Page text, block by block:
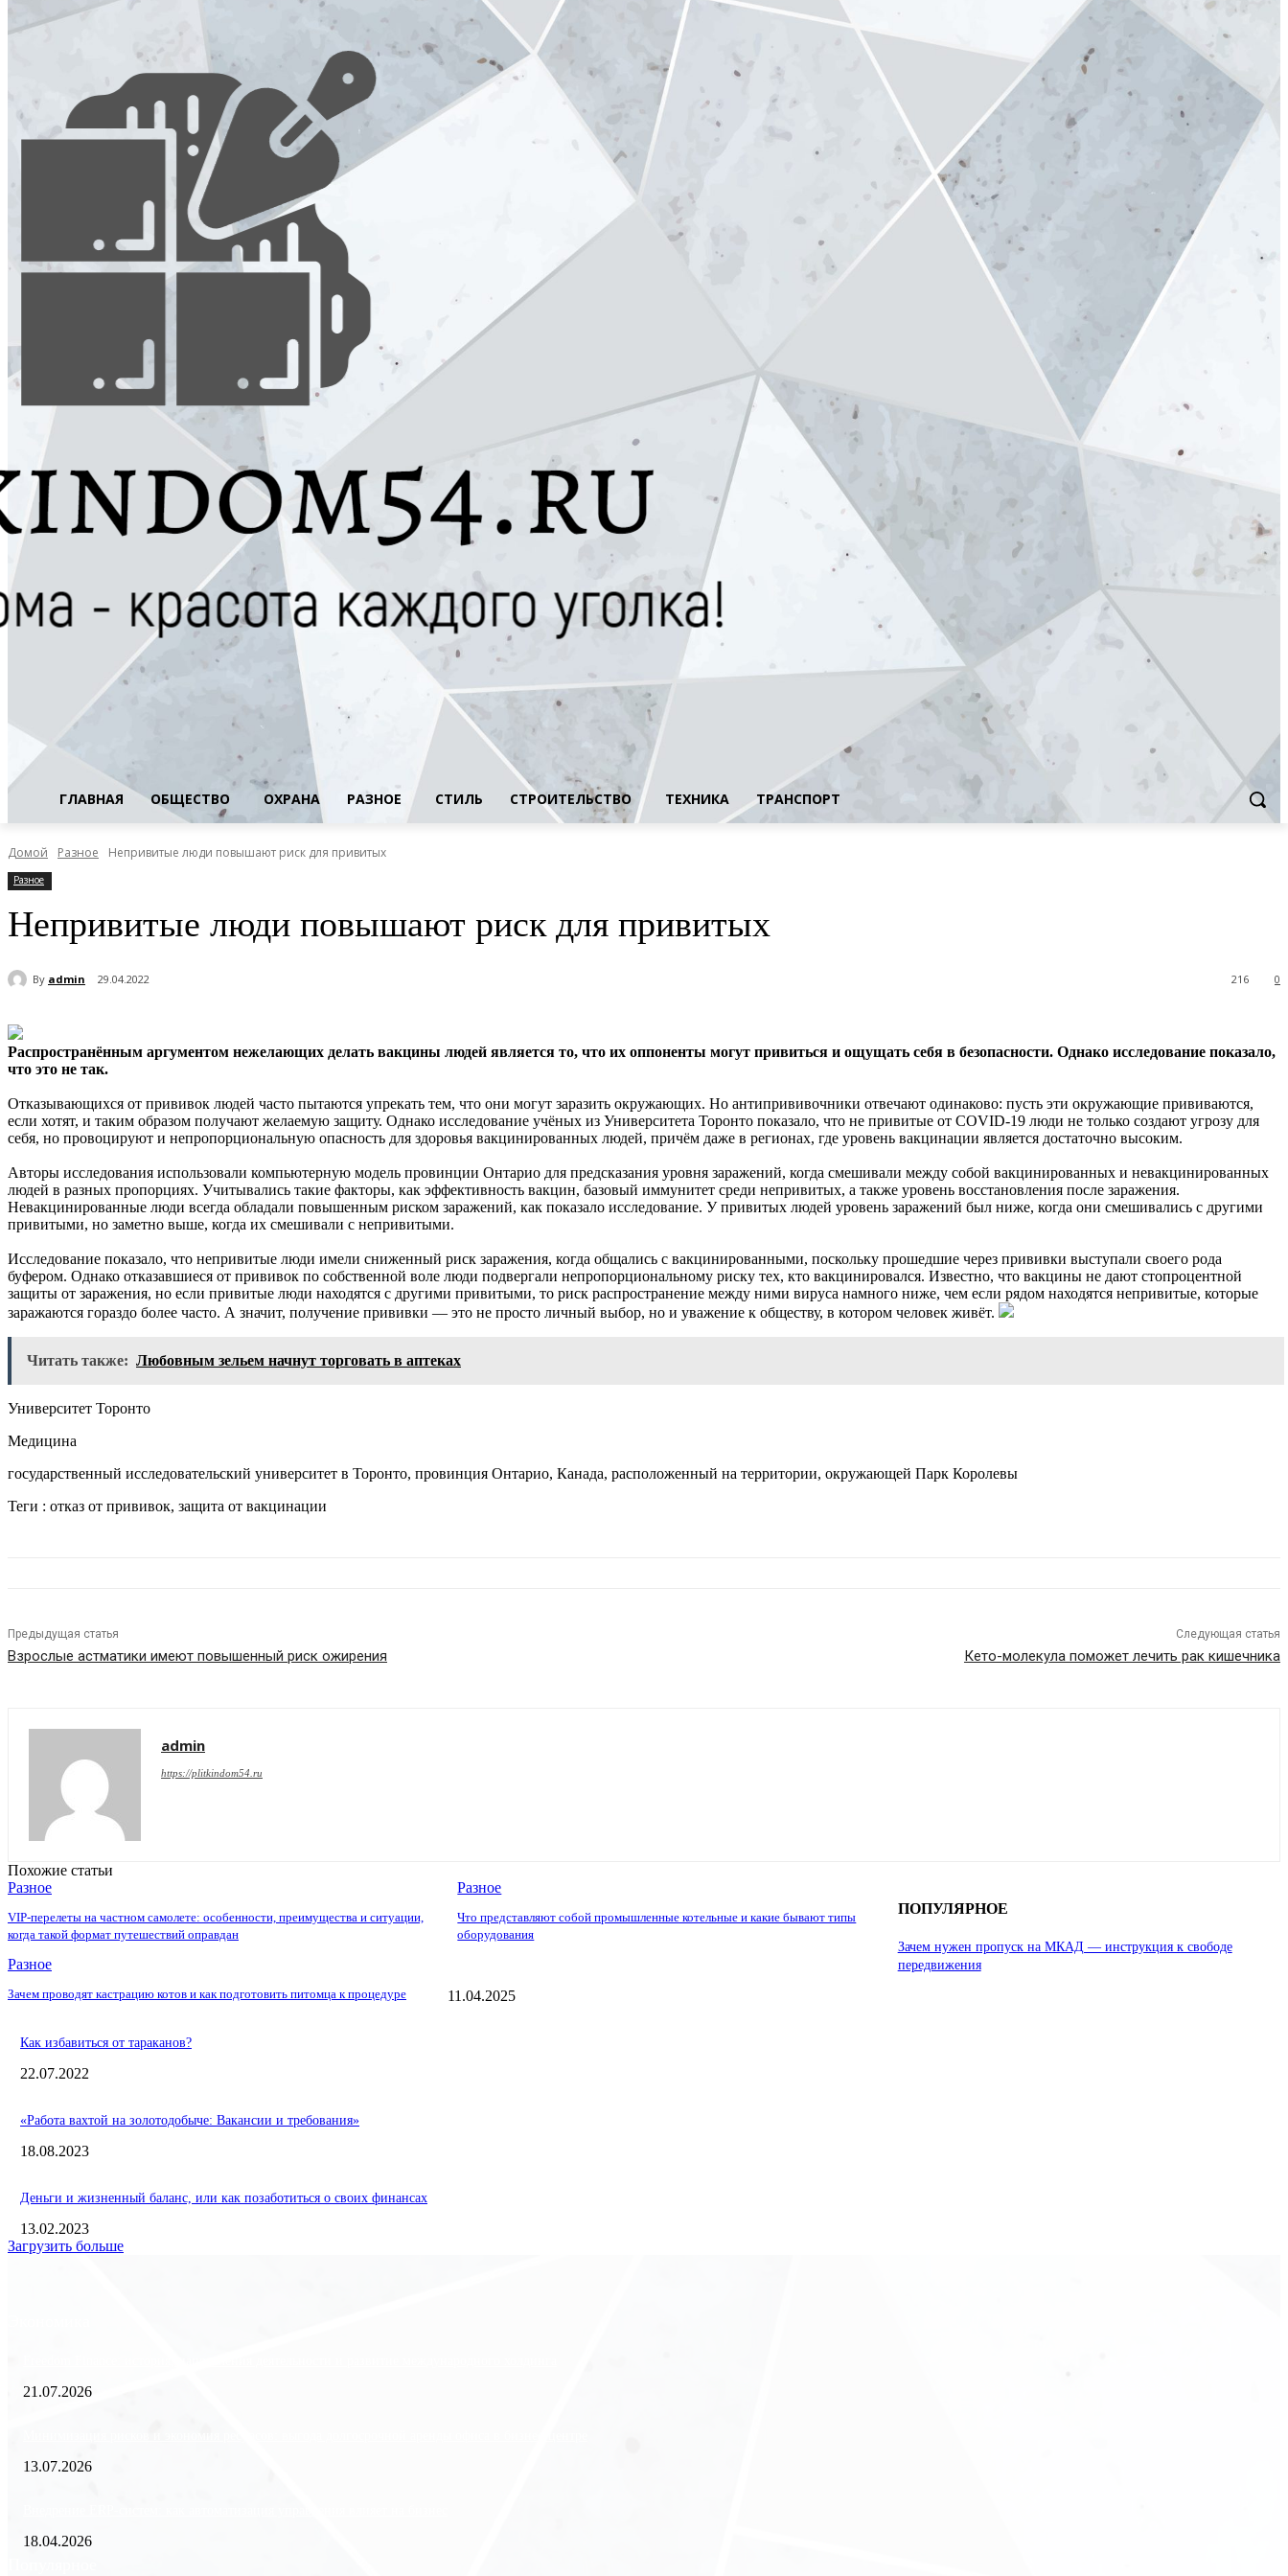
ГЛАВНАЯ ОБЩЕСТВО ОХРАНА РАЗНОЕ СТИЛЬ СТРОИТЕЛЬСТВО ТЕХНИКА ТРАНСПОРТ
Домой Разное Непривитые люди повышают риск для привитых
Разное
Непривитые люди повышают риск для привитых
By admin 29.04.2022 0
216
Распространённым аргументом нежелающих делать вакцины людей является то, что их оппоненты могут привиться и ощущать себя в безопасности. Однако исследование показало,
что это не так.
Отказывающихся от прививок людей часто пытаются упрекать тем, что они могут заразить окружающих. Но антипрививочники отвечают одинаково: пусть эти окружающие прививаются,
если хотят, и таким образом получают желаемую защиту. Однако исследование учёных из Университета Торонто показало, что не привитые от COVID-19 люди не только создают угрозу для
себя, но провоцируют и непропорциональную опасность для здоровья вакцинированных людей, причём даже в регионах, где уровень вакцинации является достаточно высоким.
Авторы исследования использовали компьютерную модель провинции Онтарио для предсказания уровня заражений, когда смешивали между собой вакцинированных и невакцинированных
людей в разных пропорциях. Учитывались такие факторы, как эффективность вакцин, базовый иммунитет среди непривитых, а также уровень восстановления после заражения.
Невакцинированные люди всегда обладали повышенным риском заражений, как показало исследование. У привитых людей уровень заражений был ниже, когда они смешивались с другими
привитыми, но заметно выше, когда их смешивали с непривитыми.
Исследование показало, что непривитые люди имели сниженный риск заражения, когда общались с вакцинированными, поскольку прошедшие через прививки выступали своего рода
буфером. Однако отказавшиеся от прививок по собственной воле люди подвергали непропорциональному риску тех, кто вакцинировался. Известно, что вакцины не дают стопроцентной
защиты от заражения, но если привитые люди находятся с другими привитыми, то риск распространение между ними вируса намного ниже, чем если рядом находятся непривитые, которые
заражаются гораздо более часто. А значит, получение прививки — это не просто личный выбор, но и уважение к обществу, в котором человек живёт.
Читать также: Любовным зельем начнут торговать в аптеках
Университет Торонто
Медицина
государственный исследовательский университет в Торонто, провинция Онтарио, Канада, расположенный на территории, окружающей Парк Королевы
Теги : отказ от прививок, защита от вакцинации
Предыдущая статья
Взрослые астматики имеют повышенный риск ожирения
Следующая статья
Кето-молекула поможет лечить рак кишечника
admin
https://plitkindom54.ru
Похожие статьи
Разное
VIP-перелеты на частном самолете: особенности, преимущества и ситуации,
когда такой формат путешествий оправдан
Разное
Что представляют собой промышленные котельные и какие бывают типы
оборудования
Разное
Зачем проводят кастрацию котов и как подготовить питомца к процедуре
ПОПУЛЯРНОЕ
Зачем нужен пропуск на МКАД — инструкция к свободе
передвижения
11.04.2025
Как избавиться от тараканов?
22.07.2022
«Работа вахтой на золотодобыче: Вакансии и требования»
18.08.2023
Деньги и жизненный баланс, или как позаботиться о своих финансах
13.02.2023
Загрузить больше
21.07.2026
13.07.2026
18.04.2026